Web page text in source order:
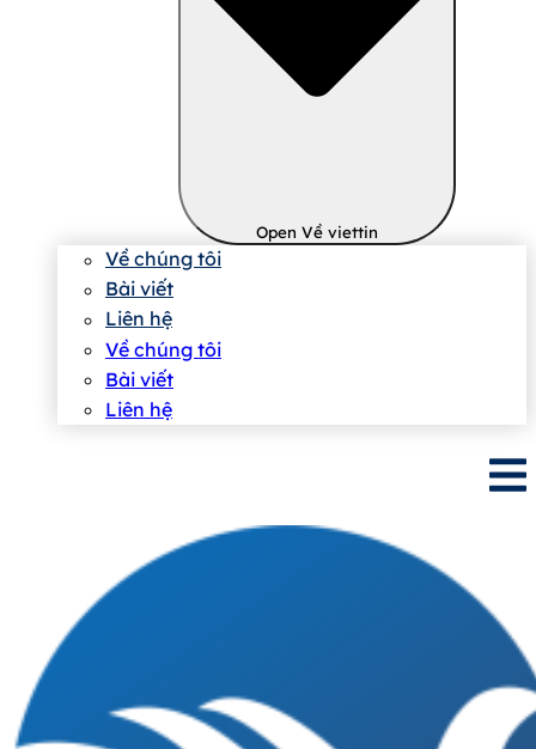
Open Về viettin
Về chúng tôi
Bài viết
Liên hệ
Về chúng tôi
Bài viết
Liên hệ